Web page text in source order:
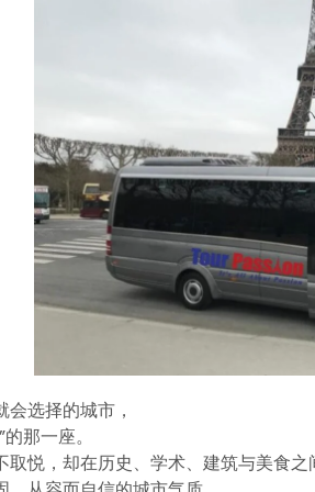
选择的城市，
那一座。
取悦，却在历史、学术、建筑与美食之